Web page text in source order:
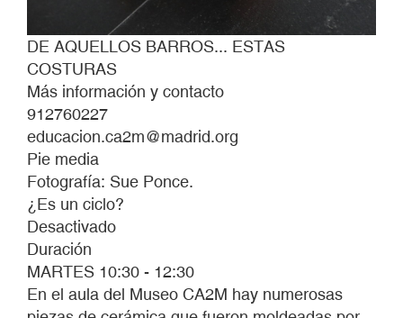
DE AQUELLOS BARROS... ESTAS
COSTURAS
Más información y contacto
912760227
educacion.ca2m@madrid.org
Pie media
Fotografía: Sue Ponce.
¿Es un ciclo?
Desactivado
Duración
MARTES 10:30 - 12:30
En el aula del Museo CA2M hay numerosas